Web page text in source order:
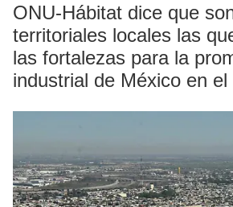
ONU-Hábitat dice que
territoriales locales las
las fortalezas para la
industrial de México en